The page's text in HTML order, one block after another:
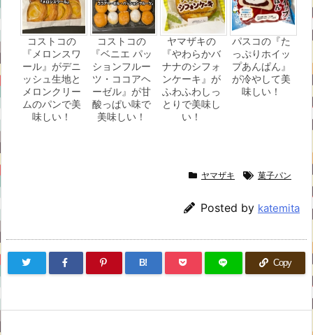
コストコの
『メロンスワ
ール』がデニ
ッシュ生地と
メロンクリー
ムのパンで美
味しい！
コストコの
『ベニエ パッ
ションフルー
ツ・ココアヘ
ーゼル』が甘
酸っぱい味で
美味しい！
ヤマザキの
『やわらかバ
ナナのシフォ
ンケーキ』が
ふわふわしっ
とりで美味し
い！
パスコの『た
っぷりホイッ
プあんぱん』
が冷やして美
味しい！
ヤマザキ 菓子パン
Posted by katemita
B! Copy